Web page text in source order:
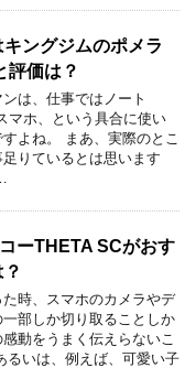
ングジムのポメラ
評価は？
は、仕事ではノート
マホ、という具合に使い
よね。 まあ、実際のとこ
りているとは思います
ーTHETA SCがおす
時、スマホのカメラやデ
部しか切り取ることしか
動をうまく伝えらないこ
るいは、例えば、可愛い子